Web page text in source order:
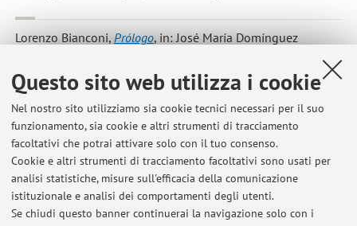
Questo sito web utilizza i cookie
Nel nostro sito utilizziamo sia cookie tecnici necessari per il suo
funzionamento, sia cookie e altri strumenti di tracciamento
facoltativi che potrai attivare solo con il tuo consenso.
Cookie e altri strumenti di tracciamento facoltativi sono usati per
analisi statistiche, misure sull'efficacia della comunicazione
istituzionale e analisi dei comportamenti degli utenti.
Se chiudi questo banner continuerai la navigazione solo con i
Lorenzo Bianconi, Prólogo, in: José María Domínguez
Rodríguez, Roma, Nápoles, Madrid. Mecenazgo musical del
Duque de Medinaceli, 1687-1710, Kassel, Reichenberger,
2013, pp. xvii - xxi [prefazione]
1 2 3 4 5
Pubblicazioni antecedenti il 2004